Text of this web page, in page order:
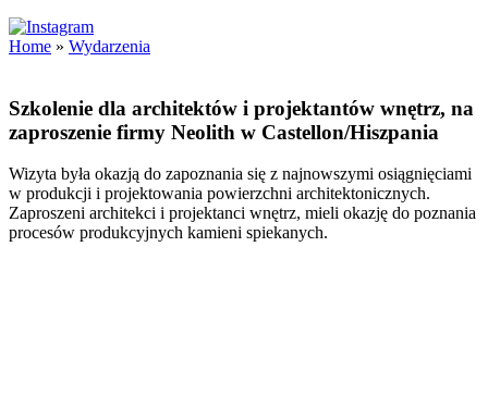
Home » Wydarzenia
Szkolenie dla architektów i projektantów wnętrz, na
zaproszenie firmy Neolith w Castellon/Hiszpania
Wizyta była okazją do zapoznania się z najnowszymi osiągnięciami
w produkcji i projektowania powierzchni architektonicznych.
Zaproszeni architekci i projektanci wnętrz, mieli okazję do poznania
procesów produkcyjnych kamieni spiekanych.